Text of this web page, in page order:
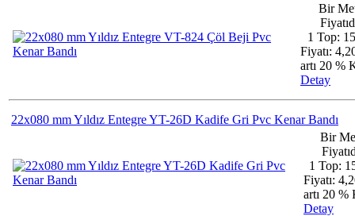
Bir
1 Top:
Fiyatı:
artı 20 %
Detay
22x080 mm Yıldız Entegre YT-26D Kadife Gri Pvc Kenar Bandı
Bir
1 Top:
Fiyatı:
artı 20
Detay